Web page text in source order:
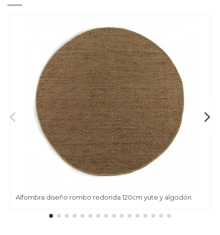
Alfombra diseño rombo redonda 120cm yute y algodón